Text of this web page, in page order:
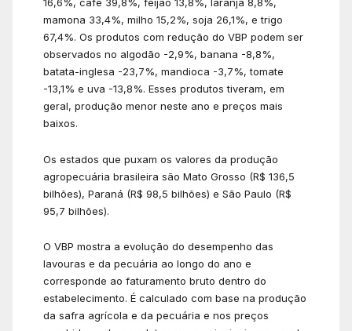
16,6%, café 39,8%, feijão 13,8%, laranja 8,8%,
mamona 33,4%, milho 15,2%, soja 26,1%, e trigo
67,4%. Os produtos com redução do VBP podem ser
observados no algodão -2,9%, banana -8,8%,
batata-inglesa -23,7%, mandioca -3,7%, tomate
-13,1% e uva -13,8%. Esses produtos tiveram, em
geral, produção menor neste ano e preços mais
baixos.
Os estados que puxam os valores da produção
agropecuária brasileira são Mato Grosso (R$ 136,5
bilhões), Paraná (R$ 98,5 bilhões) e São Paulo (R$
95,7 bilhões).
O VBP mostra a evolução do desempenho das
lavouras e da pecuária ao longo do ano e
corresponde ao faturamento bruto dentro do
estabelecimento. É calculado com base na produção
da safra agrícola e da pecuária e nos preços